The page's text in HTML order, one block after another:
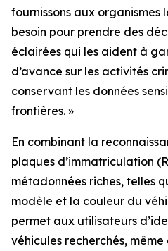
fournissons aux organismes
besoin pour prendre des
éclairées qui les aident à
d’avance sur les activités
conservant les données
frontières. »
En combinant la
plaques d’immatriculation
métadonnées riches, telles
modèle et la couleur du
permet aux utilisateurs
véhicules recherchés,